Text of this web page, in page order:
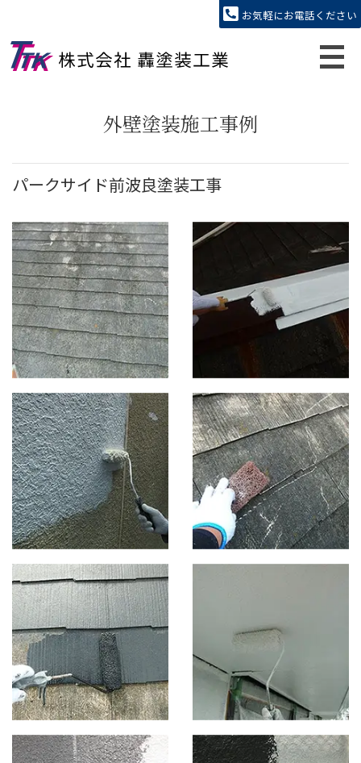
お気軽にお電話ください
外壁塗装施工事例
パークサイド前波良塗装工事